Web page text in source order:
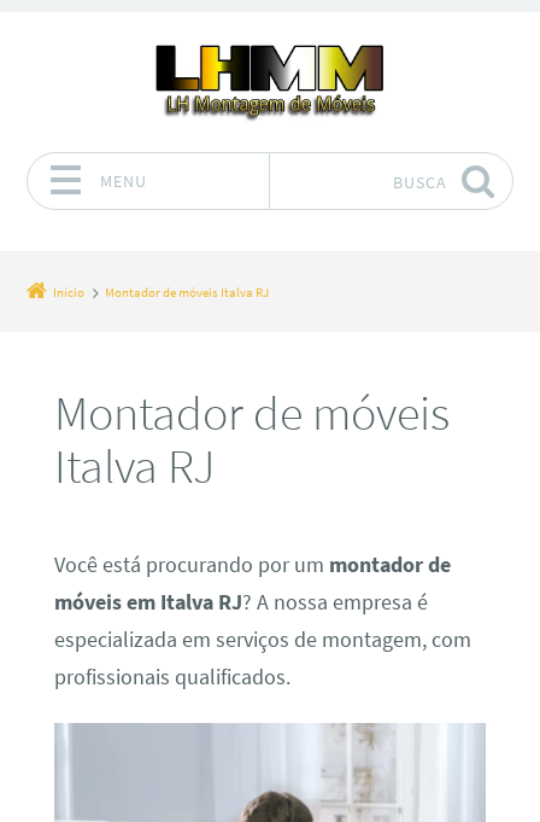
MENU BUSCA
Início Montador de móveis Italva RJ
Montador de móveis
Italva RJ
Você está procurando por um montador de
móveis em Italva RJ? A nossa empresa é
especializada em serviços de montagem, com
profissionais qualificados.